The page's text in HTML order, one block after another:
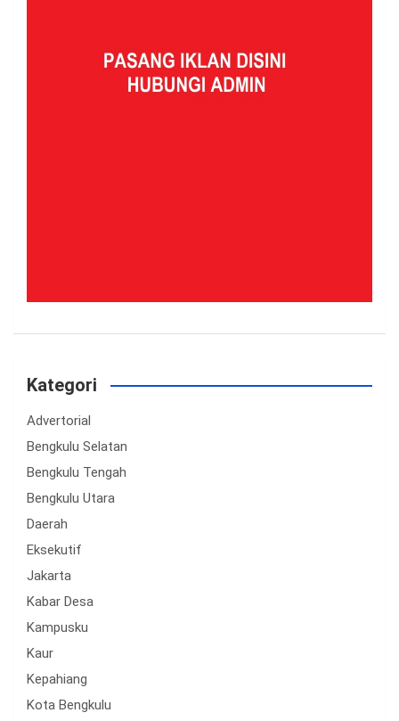
Kategori
Advertorial
Bengkulu Selatan
Bengkulu Tengah
Bengkulu Utara
Daerah
Eksekutif
Jakarta
Kabar Desa
Kampusku
Kaur
Kepahiang
Kota Bengkulu